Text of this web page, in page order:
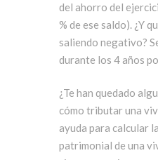
del ahorro del
% de ese saldo). ¿Y
saliendo negativo?
durante los 4 años
¿Te han quedado
cómo tributar una
ayuda para calcular
patrimonial de una